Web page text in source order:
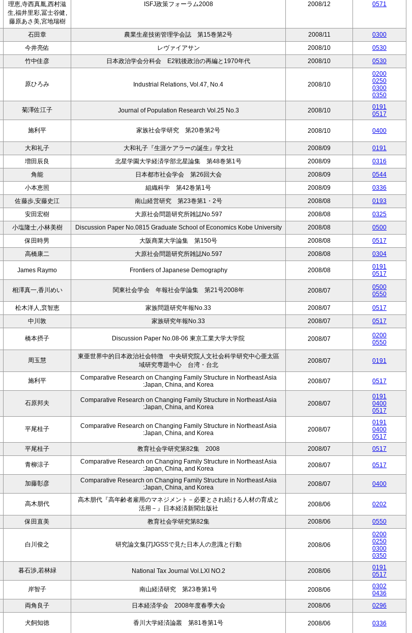
理恵,寺西真胤,西村滋
生,福井里彩,冨士谷健,
藤原あさ美,宮地瑞樹
ISFJ政策フォーラム2008 2008/12 0571
石田章 農業生産技術管理学会誌 第15巻第2号 2008/11
0300
今井亮佑 レヴァイアサン 2008/10
0530
竹中佳彦 日本政治学会分科会 E2戦後政治の再編と1970年代 2008/10 0530
原ひろみ Industrial Relations, Vol.47, No.4 2008/10
0200
0250
0300
0350
菊澤佐江子 Journal of Population Research Vol.25 No.3 2008/10
0191
0517
施利平 家族社会学研究 第20巻第2号 2008/10 0400
大和礼子 大和礼子『生涯ケアラーの誕生』学文社 2008/09
0191
増田辰良 北星学園大学経済学部北星論集 第48巻第1号 2008/09
0316
角能 日本都市社会学会 第26回大会 2008/09
0544
小本恵照 組織科学 第42巻第1号 2008/09
0336
佐藤歩,安藤史江 南山経営研究 第23巻第1・2号 2008/08
0193
安田宏樹 大原社会問題研究所雑誌No.597 2008/08
0325
小塩隆士,小林美樹 Discussion Paper No.0815 Graduate School of Economics Kobe University 2008/08
0500
保田時男 大阪商業大学論集 第150号 2008/08
0517
高橋康二 大原社会問題研究所雑誌No.597 2008/08 0304
James Raymo Frontiers of Japanese Demography 2008/08
0191
0517
相澤真一,香川めい 関東社会学会 年報社会学論集 第21号2008年 2008/07
0500
0550
松木洋人,裵智恵 家族問題研究年報No.33 2008/07
0517
中川敦 家族研究年報No.33 2008/07
0517
橋本摂子 Discussion Paper No.08-06 東京工業大学大学院 2008/07
0200
0550
周玉慧
東亜世界中的日本政治社会特徴 中央研究院人文社会科学研究中心亜太區
域研究専題中心 台湾・台北
2008/07 0191
施利平
Comparative Research on Changing Family Structure in Northeast Asia
:Japan, China, and Korea
2008/07 0517
石原邦夫
Comparative Research on Changing Family Structure in Northeast Asia
:Japan, China, and Korea
2008/07
0191
0400
0517
平尾桂子
Comparative Research on Changing Family Structure in Northeast Asia
:Japan, China, and Korea
2008/07
0191
0400
0517
平尾桂子 教育社会学研究第82集 2008 2008/07
0517
青柳涼子
Comparative Research on Changing Family Structure in Northeast Asia
:Japan, China, and Korea
2008/07 0517
加藤彰彦
Comparative Research on Changing Family Structure in Northeast Asia
:Japan, China, and Korea
2008/07 0400
高木朋代
高木朋代『高年齢者雇用のマネジメント－必要とされ続ける人材の育成と
活用－』日本経済新聞出版社
2008/06 0202
保田直美 教育社会学研究第82集 2008/06 0550
白川俊之 研究論文集[7]JGSSで見た日本人の意識と行動 2008/06
0200
0250
0300
0350
暮石渉,若林緑 National Tax Journal Vol.LXI NO.2 2008/06
0191
0517
岸智子 南山経済研究 第23巻第1号 2008/06
0302
0436
両角良子 日本経済学会 2008年度春季大会 2008/06
0296
犬飼知徳 香川大学経済論叢 第81巻第1号 2008/06 0336